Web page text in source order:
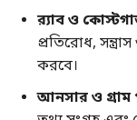
র‍্যাব ও
প্রতিরোধ,
করবে।
আনসার ও